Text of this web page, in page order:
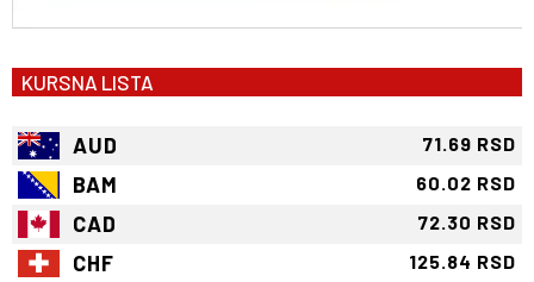
KURSNA LISTA
AUD 71.69 RSD
BAM 60.02 RSD
CAD 72.30 RSD
CHF 125.84 RSD